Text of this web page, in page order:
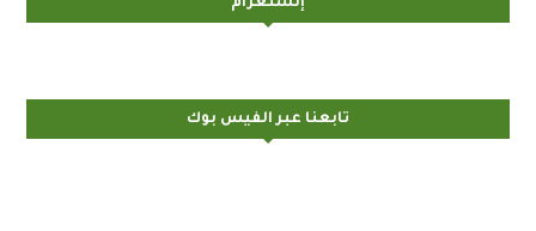
إنستغرام
تابعنا عبر الفيس بوك